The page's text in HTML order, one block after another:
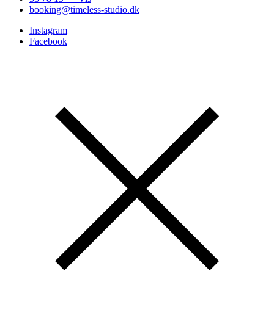
booking@timeless-studio.dk
Instagram
Facebook